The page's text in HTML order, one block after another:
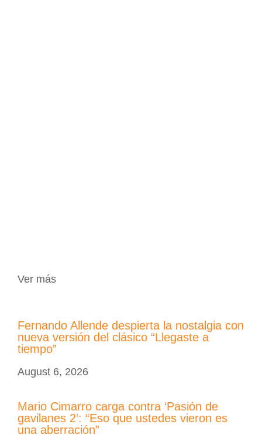
Ver más
Fernando Allende despierta la nostalgia con
nueva versión del clásico “Llegaste a
tiempo”
August 6, 2026
Mario Cimarro carga contra ‘Pasión de
gavilanes 2’: “Eso que ustedes vieron es
una aberración”